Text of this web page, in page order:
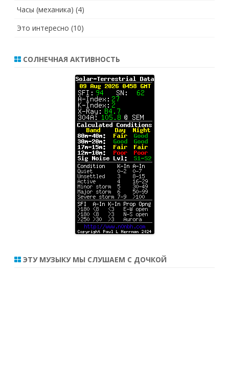
Часы (механика) (4)
Это интересно (10)
СОЛНЕЧНАЯ АКТИВНОСТЬ
ЭТУ МУЗЫКУ МЫ СЛУШАЕМ С ДОЧКОЙ